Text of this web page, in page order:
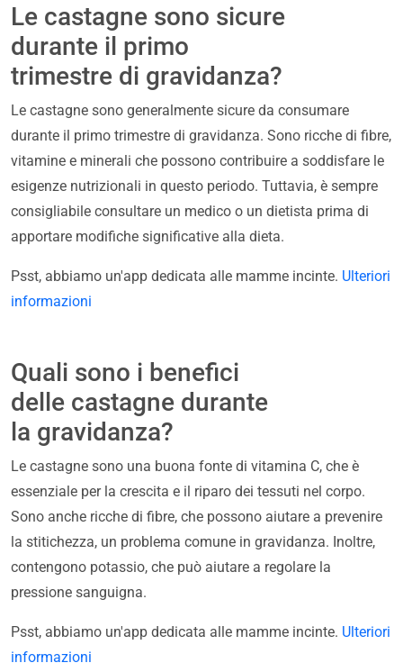
Le castagne sono sicure
durante il primo
trimestre di gravidanza?
Le castagne sono generalmente sicure da consumare
durante il primo trimestre di gravidanza. Sono ricche di fibre,
vitamine e minerali che possono contribuire a soddisfare le
esigenze nutrizionali in questo periodo. Tuttavia, è sempre
consigliabile consultare un medico o un dietista prima di
apportare modifiche significative alla dieta.
Psst, abbiamo un'app dedicata alle mamme incinte. Ulteriori
informazioni
Quali sono i benefici
delle castagne durante
la gravidanza?
Le castagne sono una buona fonte di vitamina C, che è
essenziale per la crescita e il riparo dei tessuti nel corpo.
Sono anche ricche di fibre, che possono aiutare a prevenire
la stitichezza, un problema comune in gravidanza. Inoltre,
contengono potassio, che può aiutare a regolare la
pressione sanguigna.
Psst, abbiamo un'app dedicata alle mamme incinte. Ulteriori
informazioni